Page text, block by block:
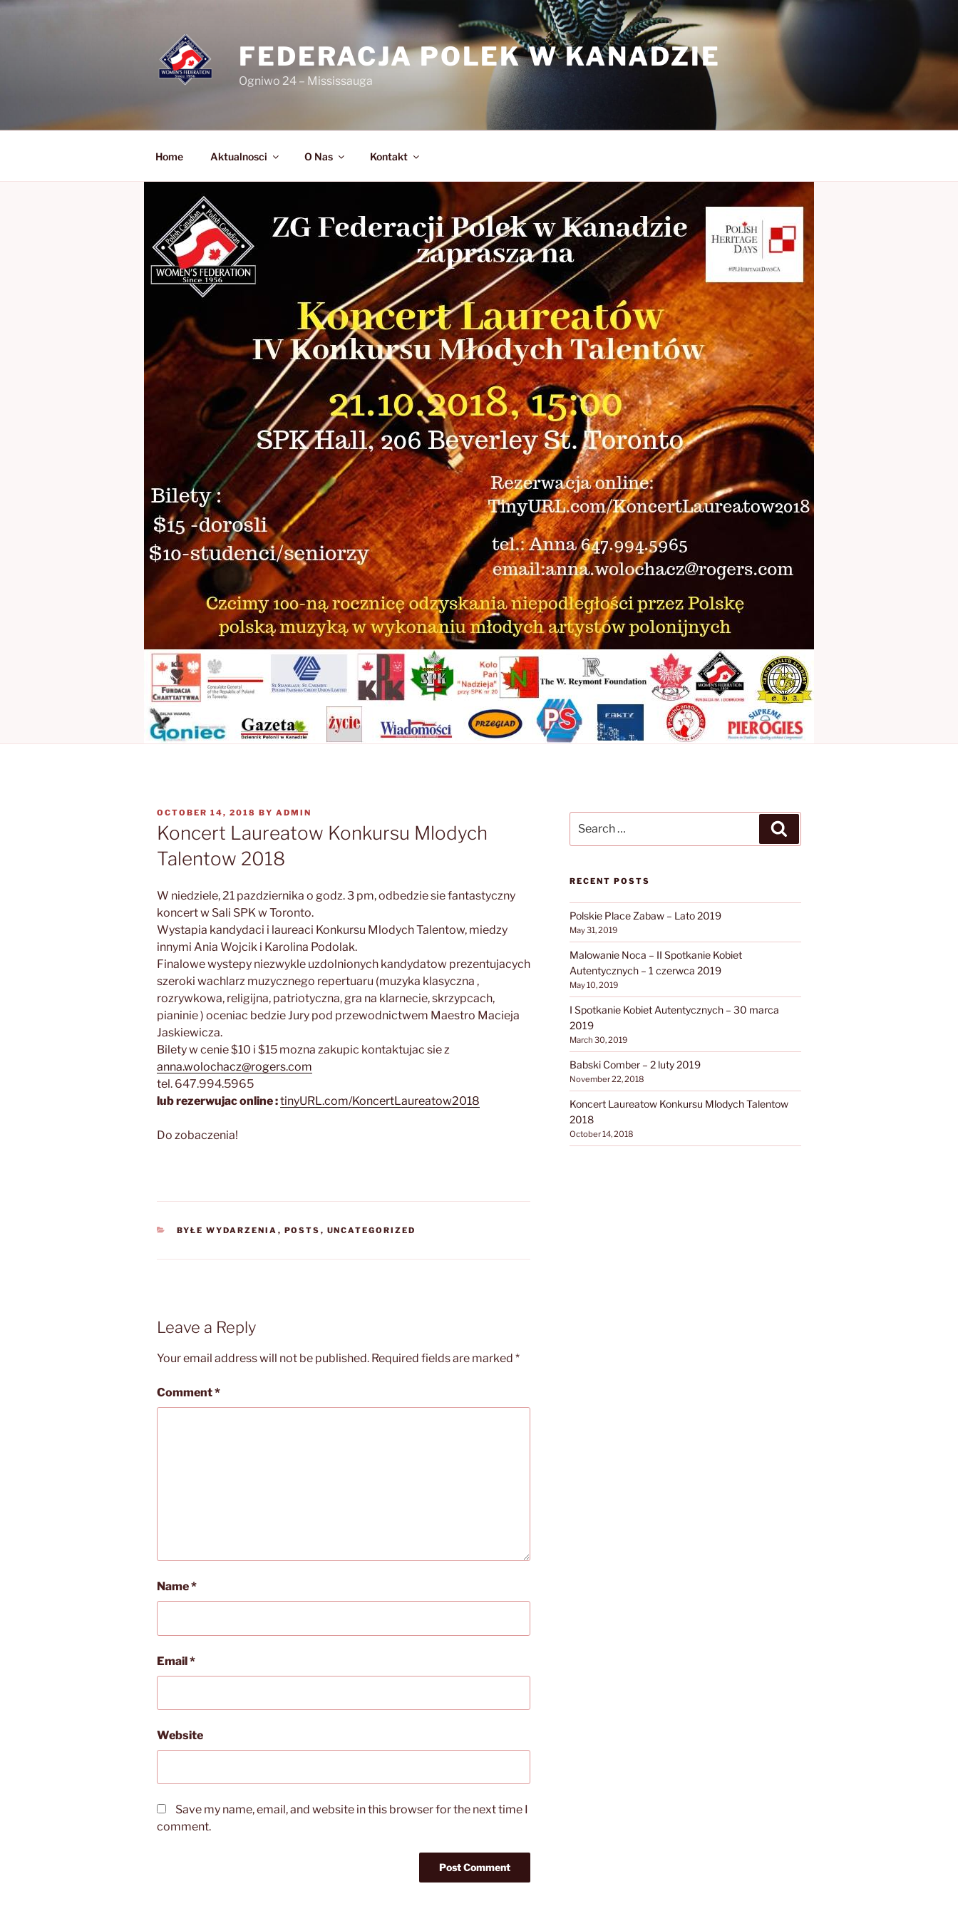
Skip
FEDERACJA POLEK W KANADZIE
Ogniwo 24 – Mississauga
Home Aktualnosci O Nas Kontakt
POSTED
ON
OCTOBER 14, 2018 BY ADMIN
Koncert Laureatow Konkursu Mlodych
Talentow 2018
W niedziele, 21 pazdziernika o godz. 3 pm, odbedzie sie fantastyczny
koncert w Sali SPK w Toronto.
Wystapia kandydaci i laureaci Konkursu Mlodych Talentow, miedzy
innymi Ania Wojcik i Karolina Podolak.
Finalowe wystepy niezwykle uzdolnionych kandydatow prezentujacych
szeroki wachlarz muzycznego repertuaru (muzyka klasyczna ,
rozrywkowa, religijna, patriotyczna, gra na klarnecie, skrzypcach,
pianinie ) oceniac bedzie Jury pod przewodnictwem Maestro Macieja
Jaskiewicza.
Bilety w cenie $10 i $15 mozna zakupic kontaktujac sie z
anna.wolochacz@rogers.com
tel. 647.994.5965
lub rezerwujac online :tinyURL.com/KoncertLaureatow2018
Do zobaczenia!
CATEGORIES
BYŁE WYDARZENIA , POSTS , UNCATEGORIZED
Leave a Reply
Your email address will not be published. Required fields are marked *
Comment*
Name*
Email*
Website
Save my name, email, and website in this browser for the next time I
comment.
for:
RECENT POSTS
Polskie Place Zabaw – Lato 2019
May 31, 2019
Malowanie Noca – II Spotkanie Kobiet
Autentycznych – 1 czerwca 2019
May 10, 2019
I Spotkanie Kobiet Autentycznych – 30 marca
2019
March 30, 2019
Babski Comber – 2 luty 2019
November 22, 2018
Koncert Laureatow Konkursu Mlodych Talentow
2018
October 14, 2018